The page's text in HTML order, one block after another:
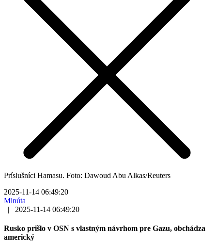
Príslušníci Hamasu. Foto: Dawoud Abu Alkas/Reuters
2025-11-14 06:49:20
Minúta
|
2025-11-14 06:49:20
Rusko prišlo v OSN s vlastným návrhom pre Gazu, obchádza
americký